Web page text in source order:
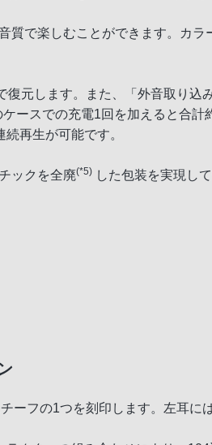
質で楽しむことができます。カラ
元します。また、「外音取り込
ケースでの充電1回を加えると合計
続再生が可能です。
ックを全廃(*5) した包装を実現して
ーフの1つを刻印します。左耳に